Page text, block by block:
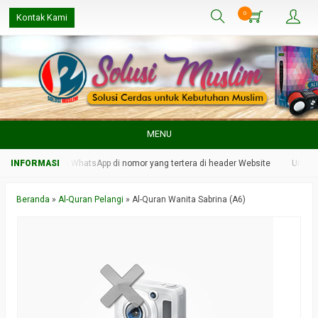
Kontak Kami 0
MENU
melalui WhatsApp di nomor yang tertera di header Website Untuk
Beranda » Al-Quran Pelangi » Al-Quran Wanita Sabrina (A6)